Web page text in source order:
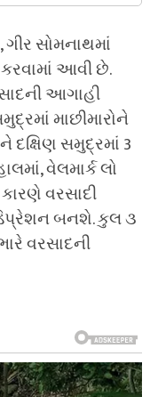
સોમનાથમાં
આવી છે.
આગાહી
માછીમારોને
સમુદ્રમાં 3
વેલમાર્ક લો
વરસાદી
બનશે. કુલ ૩
વરસાદની